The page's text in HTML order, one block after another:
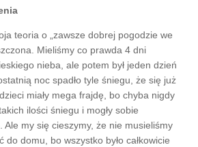
teoria o „zawsze dobrej pogodzie we
Mieliśmy co prawda 4 dni
nieba, ale potem był jeden dzień
noc spadło tyle śniegu, że się już
miały mega frajdę, bo chyba nigdy
ilości śniegu i mogły sobie
Ale my się cieszymy, że nie musieliśmy
domu, bo wszystko było całkowicie